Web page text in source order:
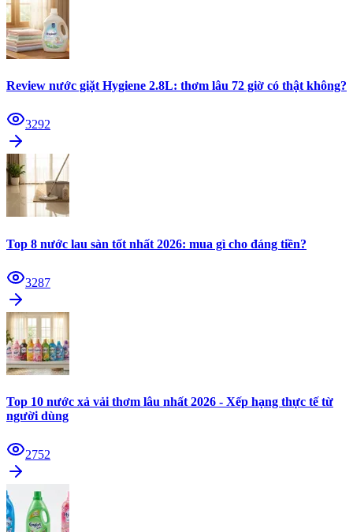
Review nước giặt Hygiene 2.8L: thơm lâu 72 giờ có thật không?
3292
Top 8 nước lau sàn tốt nhất 2026: mua gì cho đáng tiền?
3287
Top 10 nước xả vải thơm lâu nhất 2026 - Xếp hạng thực tế từ
người dùng
2752